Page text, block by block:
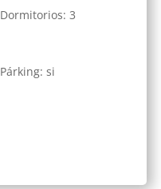
Dormitorios: 3
Párking: si